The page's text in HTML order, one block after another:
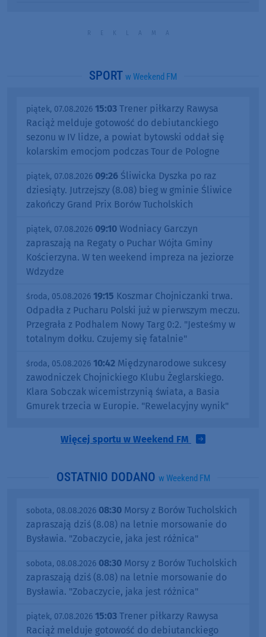
SPORT w Weekend FM
piątek, 07.08.2026 15:03 Trener piłkarzy Rawysa
Raciąż melduje gotowość do debiutanckiego
sezonu w IV lidze, a powiat bytowski oddał się
kolarskim emocjom podczas Tour de Pologne
piątek, 07.08.2026 09:26 Śliwicka Dyszka po raz
dziesiąty. Jutrzejszy (8.08) bieg w gminie Śliwice
zakończy Grand Prix Borów Tucholskich
piątek, 07.08.2026 09:10 Wodniacy Garczyn
zapraszają na Regaty o Puchar Wójta Gminy
Kościerzyna. W ten weekend impreza na jeziorze
Wdzydze
środa, 05.08.2026 19:15 Koszmar Chojniczanki trwa.
Odpadła z Pucharu Polski już w pierwszym meczu.
Przegrała z Podhalem Nowy Targ 0:2. "Jesteśmy w
totalnym dołku. Czujemy się fatalnie"
środa, 05.08.2026 10:42 Międzynarodowe sukcesy
zawodniczek Chojnickiego Klubu Żeglarskiego.
Klara Sobczak wicemistrzynią świata, a Basia
Gmurek trzecia w Europie. "Rewelacyjny wynik"
Więcej sportu w Weekend FM
OSTATNIO DODANO w Weekend FM
sobota, 08.08.2026 08:30 Morsy z Borów Tucholskich
zapraszają dziś (8.08) na letnie morsowanie do
Bysławia. "Zobaczycie, jaka jest różnica"
sobota, 08.08.2026 08:30 Morsy z Borów Tucholskich
zapraszają dziś (8.08) na letnie morsowanie do
Bysławia. "Zobaczycie, jaka jest różnica"
piątek, 07.08.2026 15:03 Trener piłkarzy Rawysa
Raciąż melduje gotowość do debiutanckiego